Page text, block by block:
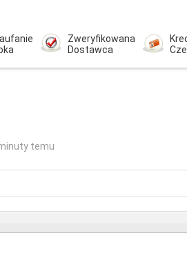
Zweryfikowana
Dostawca
temu